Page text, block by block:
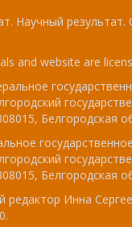
Научный
and website are
Белгородская
Белгородская
редактор Инна